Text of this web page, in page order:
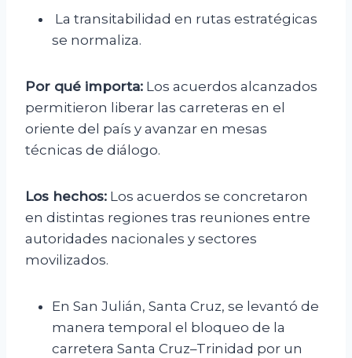
La transitabilidad en rutas estratégicas
se normaliza.
Por qué importa: Los acuerdos alcanzados
permitieron liberar las carreteras en el
oriente del país y avanzar en mesas
técnicas de diálogo.
Los hechos: Los acuerdos se concretaron
en distintas regiones tras reuniones entre
autoridades nacionales y sectores
movilizados.
En San Julián, Santa Cruz, se levantó de
manera temporal el bloqueo de la
carretera Santa Cruz–Trinidad por un